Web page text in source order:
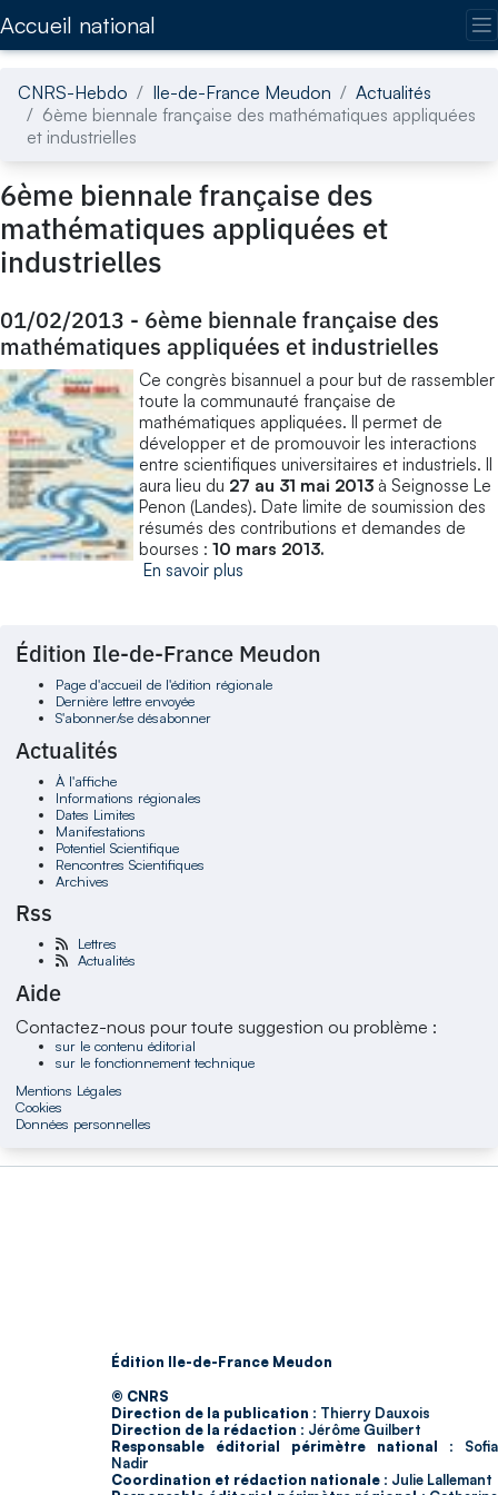
Accueil national
CNRS-Hebdo Ile-de-France Meudon
Actualités
6ème biennale française des mathématiques appliquées
et industrielles
6ème biennale française des
mathématiques appliquées et
industrielles
01/02/2013 - 6ème biennale française des
mathématiques appliquées et industrielles
Ce congrès bisannuel a pour but de rassembler
toute la communauté française de
mathématiques appliquées. ll permet de
développer et de promouvoir les interactions
entre scientifiques universitaires et industriels. Il
aura lieu du 27 au 31 mai 2013 à Seignosse Le
Penon (Landes). Date limite de soumission des
résumés des contributions et demandes de
bourses : 10 mars 2013.
En savoir plus
Édition Ile-de-France Meudon
Page d'accueil de l'édition régionale
Dernière lettre envoyée
S'abonner/se désabonner
Actualités
À l'affiche
Informations régionales
Dates Limites
Manifestations
Potentiel Scientifique
Rencontres Scientifiques
Archives
Rss
Lettres
Actualités
Aide
Contactez-nous pour toute suggestion ou problème :
sur le contenu éditorial
sur le fonctionnement technique
Mentions Légales
Cookies
Données personnelles
Édition Ile-de-France Meudon
© CNRS
Direction de la publication : Thierry Dauxois
Direction de la rédaction : Jérôme Guilbert
Responsable éditorial périmètre national : Sofia
Nadir
Coordination et rédaction nationale : Julie Lallemant